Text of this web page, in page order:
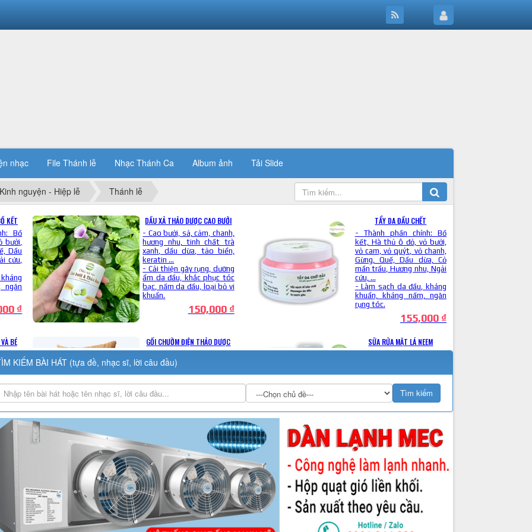
nhạc File Thánh lễ Nhạc Thánh Ca Album ảnh Tải Slide
Kinh nguyện - Hiệp lễ Thánh lễ
KIẾM BÀI HÁT (tựa đề, nhạc sĩ, lời câu đầu)